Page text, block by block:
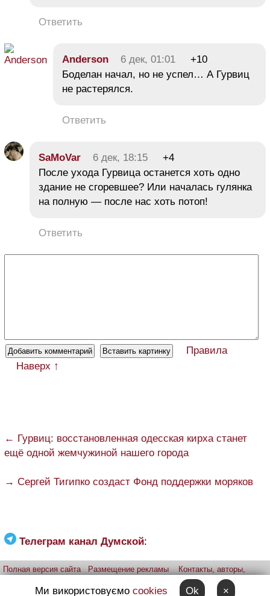
Ответить
Anderson 6 дек, 01:01
+10
Боделан начал, но не успел… А Гурвиц
не растерялся.
Ответить
SaMoVar 6 дек, 18:15
+4
После ухода Гурвица останется хоть одно
здание не сгоревшее? Или началась гулянка
на полную — после нас хоть потоп!
Ответить
Правила
Наверх ↑
← Гурвиц: восстановленная одесская кирха станет
ещё одной жемчужиной нашего города
→ Сергей Тигипко создаст Фонд поддержки моряков
Телеграм канал Думской:
Полная версия сайта Размещение рекламы
Контакты, авторы,
iPhone
Ми використовуємо cookies Ok ×